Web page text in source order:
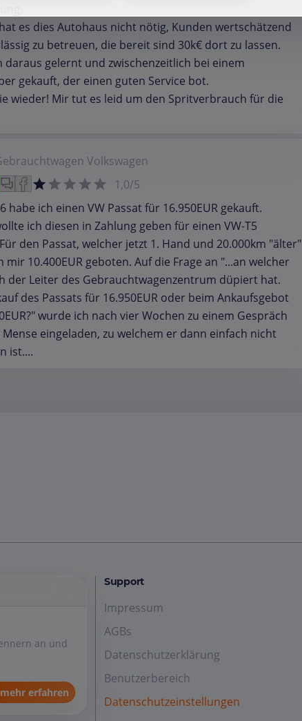
es dies Autohaus nicht nötig, Kunden wertschätzend
zu betreuen, die bereit sind 30k€ dort zu lassen.
daraus gelernt und zwischenzeitlich bei einem
gekauft, der einen guten Service bot.
wieder! Mir tut es leid um den Spritverbrauch für die
Volkswagen
1,0/5
habe ich einen VW Passat für 16.950EUR gekauft.
ich diesen in Zahlung geben für einen VW-T5
den Passat, welcher jetzt 1. Hand und 20.000km "älter"
mir 10.400EUR geboten. Auf die Frage an "...an welcher
der Leiter des Gebrauchtwagenzentrum düpiert hat.
des Passats für 16.950EUR oder beim Ankaufsgebot
wurde ich nach vier Wochen zu einem Gespräch
eingeladen, zu welchem er dann einfach nicht
ist....
an und
erfahren
Support
Impressum
AGBs
Datenschutzerklärung
Benutzerbereich
Datenschutzeinstellungen